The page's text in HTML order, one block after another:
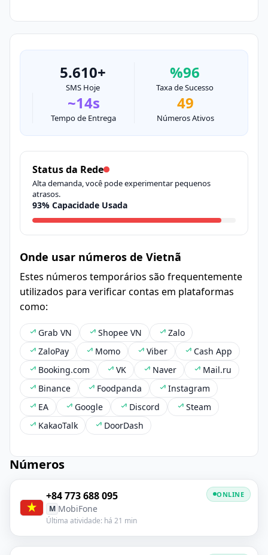
5.610+
SMS Hoje
%96
Taxa de Sucesso
~14s
Tempo de Entrega
49
Números Ativos
Status da Rede
Alta demanda, você pode experimentar pequenos
atrasos.
93% Capacidade Usada
Onde usar números de Vietnã
Estes números temporários são frequentemente
utilizados para verificar contas em plataformas
como:
Grab VN Shopee VN
Zalo
ZaloPay
Momo Viber
Cash App
Booking.com
VK Naver
Mail.ru
Binance
Foodpanda
Instagram
EA
Google Discord
Steam
KakaoTalk
DoorDash
Números
+84 773 688 095
M MobiFone
Última atividade: há 21 min
ONLINE